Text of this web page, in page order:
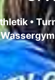
•